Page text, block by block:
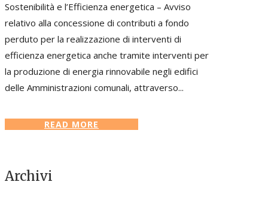
Sostenibilità e l’Efficienza energetica – Avviso
relativo alla concessione di contributi a fondo
perduto per la realizzazione di interventi di
efficienza energetica anche tramite interventi per
la produzione di energia rinnovabile negli edifici
delle Amministrazioni comunali, attraverso...
READ MORE
Archivi